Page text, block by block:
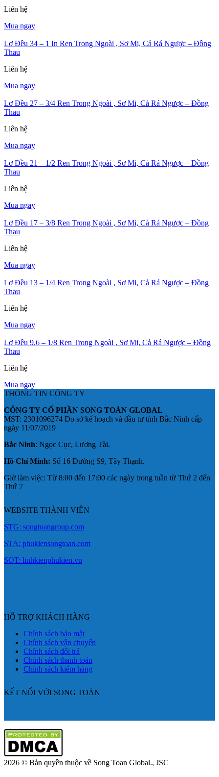
Liên hệ
Mua ngay
Lơ Đều 34 – 1 In Ren Trong Ngoài , Sơ Mi, Cả Rá Ngược – Đồng
Thau
Liên hệ
Mua ngay
Lơ Đều 27 – 3/4 Ren Trong Ngoài , Sơ Mi, Cả Rá Ngược – Đồng
Thau
Liên hệ
Mua ngay
Lơ Đều 21 – 1/2 Ren Trong Ngoài , Sơ Mi, Cả Rá Ngược – Đồng
Thau
Liên hệ
Mua ngay
Lơ Đều 17 – 3/8 Ren Trong Ngoài , Sơ Mi, Cả Rá Ngược – Đồng
Thau
Liên hệ
Mua ngay
Lơ Đều 13 – 1/4 Ren Trong Ngoài , Sơ Mi, Cả Rá Ngược – Đồng
Thau
Liên hệ
Mua ngay
Lơ Đều 9.6 – 1/8 Ren Trong Ngoài , Sơ Mi, Cả Rá Ngược – Đồng
Thau
Liên hệ
Mua ngay
THÔNG TIN CÔNG TY
CÔNG TY CỔ PHẦN SONG TOÀN GLOBAL
MST: 2301096274 Do sở kế hoạch và đầu tư tỉnh Bắc Ninh cấp
ngày 11/07/2019
Bắc Ninh: Ngọc Cục, Lương Tài.
Hồ Chí Minh: Số 16 Đường S9, Tây Thạnh.
Giờ làm việc: Từ 8:00 đến 17:00 các ngày trong tuần từ Thứ 2 đến
Thứ 7
WEBSITE THÀNH VIÊN
STG: songtoangroup.com
STA: phukiensongtoan.com
SOT: linhkienphukien.vn
HỖ TRỢ KHÁCH HÀNG
Chính sách bảo mật
Chính sách vận chuyển
Chính sách đổi trả
Chính sách thanh toán
Chính sách kiểm hàng
KẾT NỐI VỚI SONG TOÀN
2026 © Bản quyền thuộc về Song Toan Global., JSC